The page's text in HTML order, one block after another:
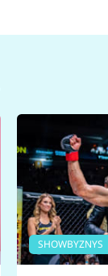
SHOWBYZNYS